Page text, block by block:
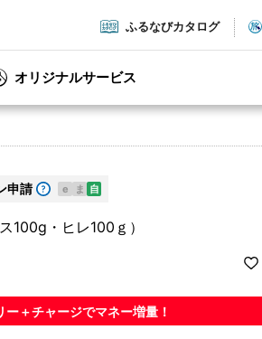
ふるなびカタログ
オリジナルサービス
申請 e ま 自
100g・ヒレ100ｇ）
ー＋チャージでマネー増量！